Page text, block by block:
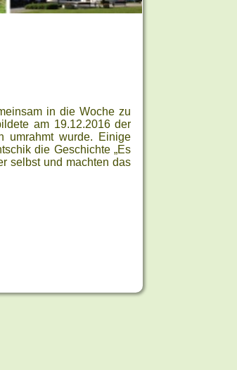
in die Woche zu
am 19.12.2016 der
umrahmt wurde. Einige
die Geschichte „Es
selbst und machten das